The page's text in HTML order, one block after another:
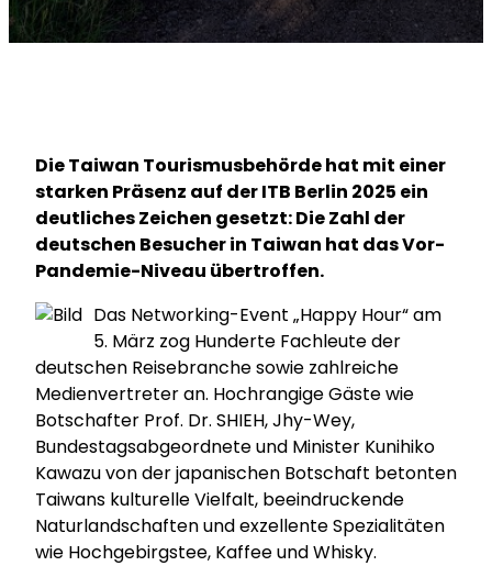
Die Taiwan Tourismusbehörde hat mit einer
starken Präsenz auf der ITB Berlin 2025 ein
deutliches Zeichen gesetzt: Die Zahl der
deutschen Besucher in Taiwan hat das Vor-
Pandemie-Niveau übertroffen.
Das Networking-Event „Happy Hour“ am
5. März zog Hunderte Fachleute der
deutschen Reisebranche sowie zahlreiche
Medienvertreter an. Hochrangige Gäste wie
Botschafter Prof. Dr. SHIEH, Jhy-Wey,
Bundestagsabgeordnete und Minister Kunihiko
Kawazu von der japanischen Botschaft betonten
Taiwans kulturelle Vielfalt, beeindruckende
Naturlandschaften und exzellente Spezialitäten
wie Hochgebirgstee, Kaffee und Whisky.